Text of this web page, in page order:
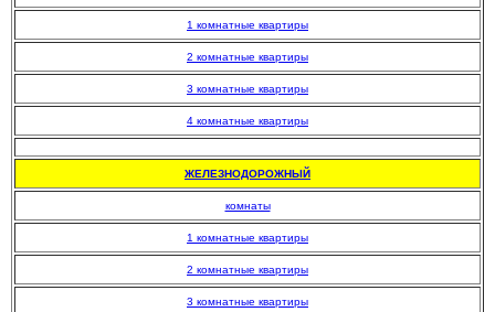
1 комнатные квартиры
2 комнатные квартиры
3 комнатные квартиры
4 комнатные квартиры
ЖЕЛЕЗНОДОРОЖНЫЙ
комнаты
1 комнатные квартиры
2 комнатные квартиры
3 комнатные квартиры